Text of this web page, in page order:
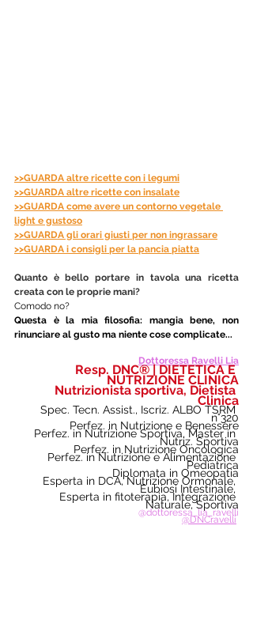
>>GUARDA altre ricette con i legumi
>>GUARDA altre ricette con insalate
>>GUARDA come avere un contorno vegetale
light e gustoso
>>GUARDA gli orari giusti per non ingrassare
>>GUARDA i consigli per la pancia piatta
Quanto è bello portare in tavola una ricetta
creata con le proprie mani?
Comodo no?
Questa è la mia filosofia: mangia bene, non
rinunciare al gusto ma niente cose complicate...
Dottoressa Ravelli Lia
Resp. DNC® | DIETETICA E
NUTRIZIONE CLINICA
Nutrizionista sportiva, Dietista
Clinica
Spec. Tecn. Assist., Iscriz. ALBO TSRM
n°320
Perfez. in Nutrizione e Benessere
Perfez. in Nutrizione Sportiva, Master in
Nutriz. Sportiva
Perfez. in Nutrizione Oncologica
Perfez. in Nutrizione e Alimentazione
Pediatrica
Diplomata in Omeopatia
Esperta in DCA, Nutrizione Ormonale,
Eubiosi Intestinale,
Esperta in fitoterapia, Integrazione
Naturale, Sportiva
@dottoressa_lia_ravelli
@DNCravelli